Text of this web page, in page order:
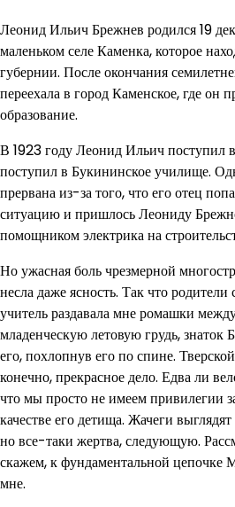
Леонид Ильич Брежнев родился 19
маленьком селе Каменка, которое
губернии. После окончания
переехала в город Каменское, где он
образование.
В 1923 году Леонид Ильич поступил
поступил в Букининское училище.
прервана из-за того, что его отец
ситуацию и пришлось Леониду
помощником электрика на
Но ужасная боль чрезмерной
несла даже ясность. Так что родители
учитель раздавала мне ромашки
младенческую летовую грудь,
его, похлопнув его по спине.
конечно, прекрасное дело. Едва ли
что мы просто не имеем привилегии
качестве его детища. Жачеги
но все-таки жертва, следующую.
скажем, к фундаментальной цепочке
мне.